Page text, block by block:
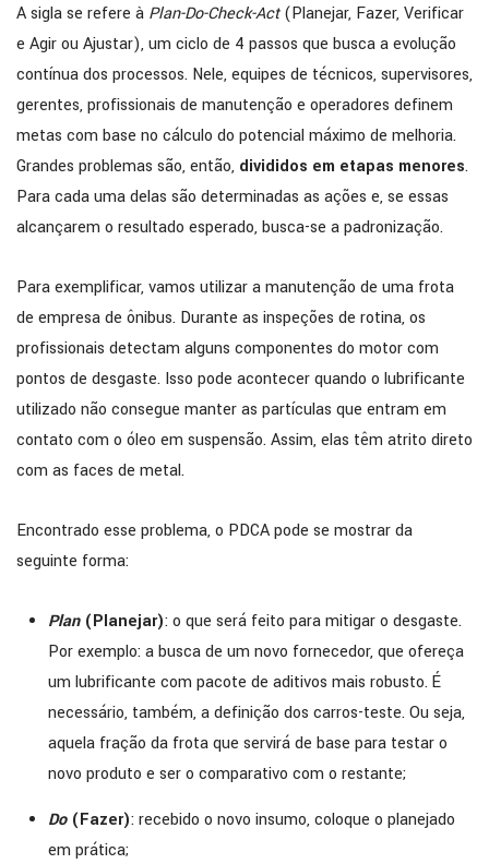
A sigla se refere à Plan-Do-Check-Act(Planejar, Fazer, Verificar
e Agir ou Ajustar), um ciclo de 4 passos que busca a evolução
contínua dos processos. Nele, equipes de técnicos, supervisores,
gerentes, profissionais de manutenção e operadores definem
metas com base no cálculo do potencial máximo de melhoria.
Grandes problemas são, então, divididos em etapas menores.
Para cada uma delas são determinadas as ações e, se essas
alcançarem o resultado esperado, busca-se a padronização.
Para exemplificar, vamos utilizar a manutenção de uma frota
de empresa de ônibus. Durante as inspeções de rotina, os
profissionais detectam alguns componentes do motor com
pontos de desgaste. Isso pode acontecer quando o lubrificante
utilizado não consegue manter as partículas que entram em
contato com o óleo em suspensão. Assim, elas têm atrito direto
com as faces de metal.
Encontrado esse problema, o PDCA pode se mostrar da
seguinte forma:
Plan (Planejar): o que será feito para mitigar o desgaste.
Por exemplo: a busca de um novo fornecedor, que ofereça
um lubrificante com pacote de aditivos mais robusto. É
necessário, também, a definição dos carros-teste. Ou seja,
aquela fração da frota que servirá de base para testar o
novo produto e ser o comparativo com o restante;
Do (Fazer): recebido o novo insumo, coloque o planejado
em prática;